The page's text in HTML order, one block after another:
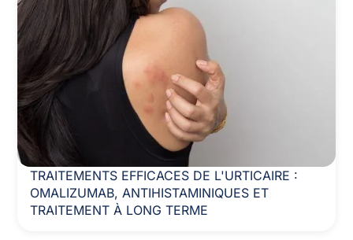
TRAITEMENTS EFFICACES DE L'URTICAIRE :
OMALIZUMAB, ANTIHISTAMINIQUES ET
TRAITEMENT À LONG TERME